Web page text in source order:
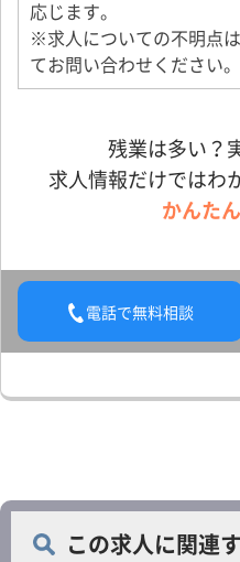
応じます。
※求人についての不明点
てお問い合わせください。
残業は多い？
求人情報だけではわ
かんた
電話で無料相談
この求人に関連